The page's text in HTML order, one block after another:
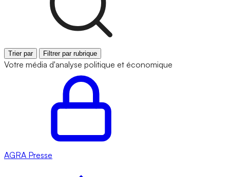
Trier par Filtrer par rubrique
Votre média d'analyse politique et économique
AGRA Presse